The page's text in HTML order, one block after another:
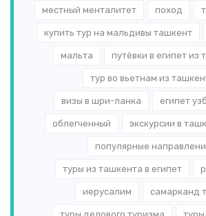
местный менталитет поход
купить тур на мальдивы ташкент
мальта путёвки в египет из
тур во вьетнам из
визы в шри-ланка египет
облегченный экскурсии в
популярные
туры из ташкента в египет
иерусалим самарканд